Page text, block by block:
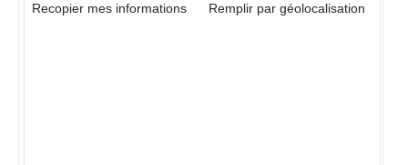
Recopier mes informations Remplir par géolocalisation